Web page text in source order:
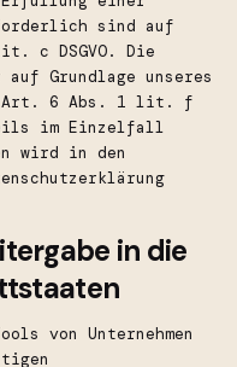
sind auf
c DSGVO. Die
Grundlage unseres
Art. 6 Abs. 1 lit. f
im Einzelfall
wird in den
in die
von Unternehmen